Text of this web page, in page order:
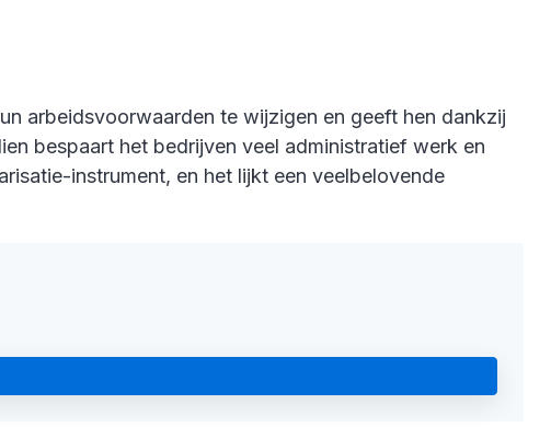
arbeidsvoorwaarden te wijzigen en geeft hen dankzij
bespaart het bedrijven veel administratief werk en
instrument, en het lijkt een veelbelovende